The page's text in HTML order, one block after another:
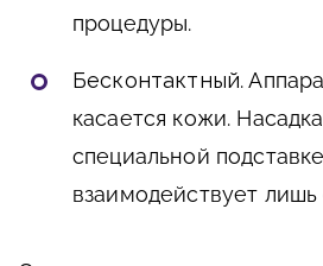
процедуры.
Бесконтактный.
касается кожи.
специальной
взаимодействует лишь